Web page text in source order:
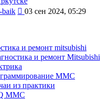
baik
Перейти
03 сен 2024, 05:29
и ремонт mitsubishi
и ремонт Mitsubishi
MMC
из практики
MMC